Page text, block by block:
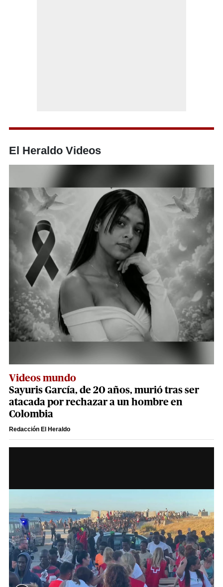
El Heraldo Videos
Videos mundo
Sayuris García, de 20 años, murió tras ser
atacada por rechazar a un hombre en
Colombia
Redacción El Heraldo